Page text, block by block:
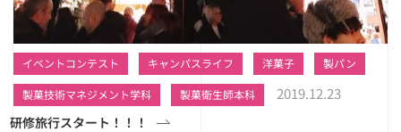
イベントコンテスト キャンパスライフ 洋菓子 製パン
製菓技術マネジメント学科 製菓衛生師本科 2019.12.23
研修旅行スタート！！！